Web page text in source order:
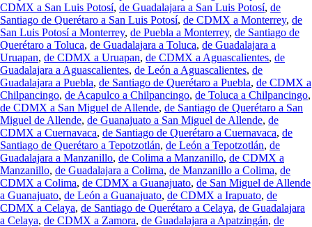
CDMX a San Luis Potosí, de Guadalajara a San Luis Potosí, de
Santiago de Querétaro a San Luis Potosí, de CDMX a Monterrey, de
San Luis Potosí a Monterrey, de Puebla a Monterrey, de Santiago de
Querétaro a Toluca, de Guadalajara a Toluca, de Guadalajara a
Uruapan, de CDMX a Uruapan, de CDMX a Aguascalientes, de
Guadalajara a Aguascalientes, de León a Aguascalientes, de
Guadalajara a Puebla, de Santiago de Querétaro a Puebla, de CDMX a
Chilpancingo, de Acapulco a Chilpancingo, de Toluca a Chilpancingo,
de CDMX a San Miguel de Allende, de Santiago de Querétaro a San
Miguel de Allende, de Guanajuato a San Miguel de Allende, de
CDMX a Cuernavaca, de Santiago de Querétaro a Cuernavaca, de
Santiago de Querétaro a Tepotzotlán, de León a Tepotzotlán, de
Guadalajara a Manzanillo, de Colima a Manzanillo, de CDMX a
Manzanillo, de Guadalajara a Colima, de Manzanillo a Colima, de
CDMX a Colima, de CDMX a Guanajuato, de San Miguel de Allende
a Guanajuato, de León a Guanajuato, de CDMX a Irapuato, de
CDMX a Celaya, de Santiago de Querétaro a Celaya, de Guadalajara
a Celaya, de CDMX a Zamora, de Guadalajara a Apatzingán, de